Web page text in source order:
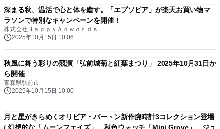
深まる秋、温活で心と体を癒す。「エプソピア」が楽天お買い物マ
ラソンで特別なキャンペーンを開催！
株式会社ＨａｐｐｙＡｄｗｏｒｄｓ
2025年10月15日 10:06
秋風に舞う彩りの競演「弘前城菊と紅葉まつり」 2025年10月31日か
ら開催！
青森県弘前市
2025年10月15日 10:00
月と星がきらめくオリビア・バートン新作腕時計3コレクション登場
/ 幻想的な「ムーンフェイズ」、秋色ウォッチ「Mini Grove」、ジュ